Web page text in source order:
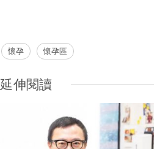
懷孕 懷孕區
延伸閱讀